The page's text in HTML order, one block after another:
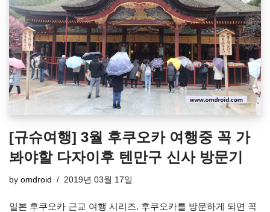
[규슈여행] 3월 후쿠오카 여행중 꼭 가
봐야할 다자이후 텐만구 신사 방문기
by omdroid 2019년 03월 17일
일본 후쿠오카 근교 여행 시리즈. 후쿠오카를 방문하게 되면 꼭